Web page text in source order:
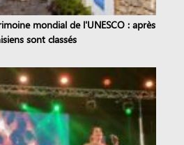
mondial de l'UNESCO : après
sont classés